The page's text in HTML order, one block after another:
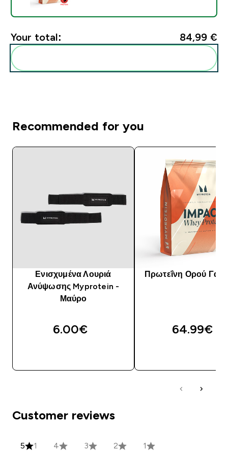
Your total: 84,99 €‎
Recommended for you
Ενισχυμένα Λουριά
Ανύψωσης Myprotein -
Μαύρο
6.00€‎
Πρωτεΐνη Ορού
64.99€‎
Customer reviews
5 1 4 3 2 1